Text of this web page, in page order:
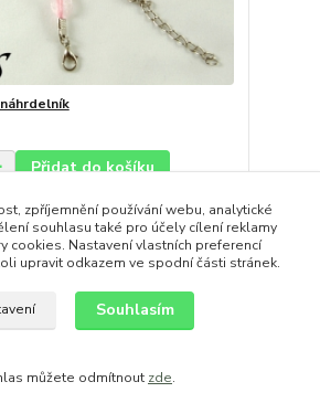
Přidat do košíku
strana z 1
zpříjemnění používání webu, analytické
souhlasu také pro účely cílení reklamy
cookies. Nastavení vlastních preferencí
upravit odkazem ve spodní části stránek.
Souhlasím
můžete odmítnout zde.